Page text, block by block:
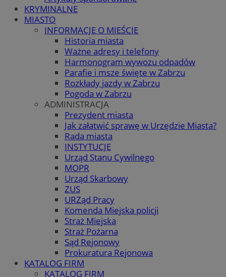
KRYMINALNE
MIASTO
INFORMACJE O MIEŚCIE
Historia miasta
Ważne adresy i telefony
Harmonogram wywozu odpadów
Parafie i msze święte w Zabrzu
Rozkłady jazdy w Zabrzu
Pogoda w Zabrzu
ADMINISTRACJA
Prezydent miasta
Jak załatwić sprawę w Urzędzie Miasta?
Rada miasta
INSTYTUCJE
Urząd Stanu Cywilnego
MOPR
Urząd Skarbowy
ZUS
URZąd Pracy
Komenda Miejska policji
Straż Miejska
Straż Pożarna
Sąd Rejonowy
Prokuratura Rejonowa
KATALOG FIRM
KATALOG FIRM